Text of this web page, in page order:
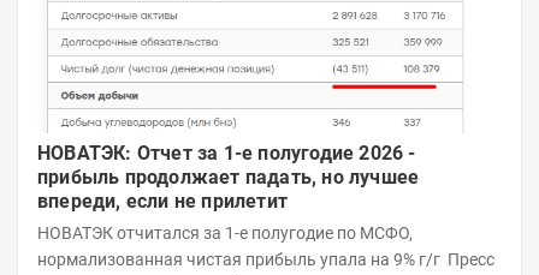
НОВАТЭК: Отчет за 1-е полугодие 2026 -
прибыль продолжает падать, но лучшее
впереди, если не прилетит
НОВАТЭК отчитался за 1-е полугодие по МСФО,
нормализованная чистая прибыль упала на 9% г/г Пресс